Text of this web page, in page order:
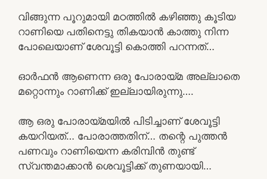
വിങ്ങുന്ന പൂറുമായി മഠത്തിൽ കഴിഞ്ഞു കൂടിയ
റാണിയെ പതിനെട്ടു തികയാൻ കാത്തു നിന്ന
പോലെയാണ് ശേവൂട്ടി കൊത്തി പറന്നത്…
ഓർഫൻ ആണെന്ന ഒരു പോരായ്മ അല്ലാതെ
മറ്റൊന്നും റാണിക്ക് ഇല്ലായിരുന്നു….
ആ ഒരു പോരായ്മയിൽ പിടിച്ചാണ് ശേവൂട്ടി
കയറിയത്… പോരാത്തതിന്… തന്റെ പുത്തൻ
പണവും റാണിയെന്ന കരിമ്പിൻ തുണ്ട്
സ്വന്തമാക്കാൻ ശെവൂട്ടിക്ക് തുണയായി…